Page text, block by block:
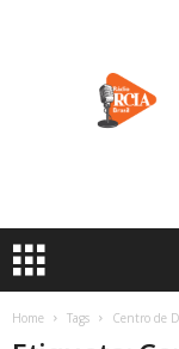
Home Tags Centro de